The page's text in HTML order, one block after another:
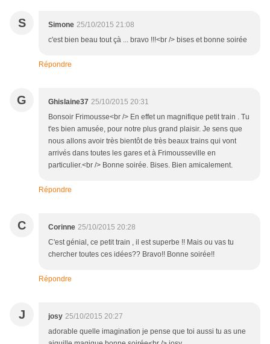
S Simone 25/10/2015 21:08
c'est bien beau tout çà ... bravo !!!<br /> bises et bonne soirée
Répondre
G Ghislaine37 25/10/2015 20:31
Bonsoir Frimousse<br /> En effet un magnifique petit train . Tu
t'es bien amusée, pour notre plus grand plaisir. Je sens que
nous allons avoir très bientôt de très beaux trains qui vont
arrivés dans toutes les gares et à Frimousseville en
particulier.<br /> Bonne soirée. Bises. Bien amicalement.
Répondre
C Corinne 25/10/2015 20:28
C'est génial, ce petit train , il est superbe !! Mais ou vas tu
chercher toutes ces idées?? Bravo!! Bonne soirée!!
Répondre
J josy 25/10/2015 20:27
adorable quelle imagination je pense que toi aussi tu as une